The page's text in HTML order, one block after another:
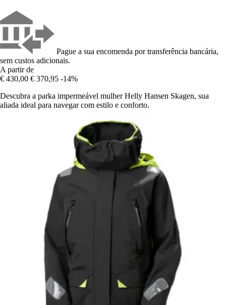
Pague a sua encomenda por transferência bancária,
sem custos adicionais.
A partir de
€ 430,00 € 370,95 -14%
Descubra a parka impermeável mulher Helly Hansen Skagen, sua
aliada ideal para navegar com estilo e conforto.